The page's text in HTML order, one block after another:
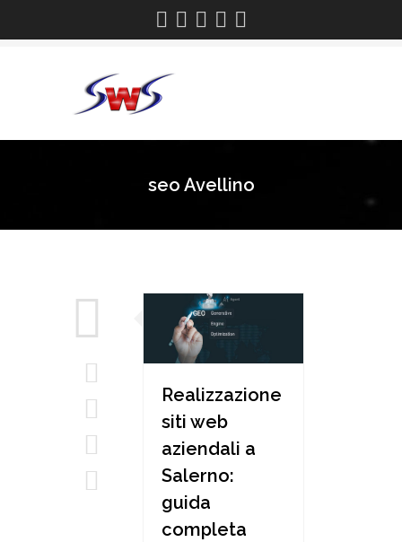
seo Avellino
Realizzazione
siti web
aziendali a
Salerno:
guida
completa